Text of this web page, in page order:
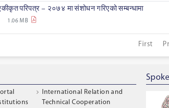
परिपत्र – २०७४ मा संशोधन गरिएको सम्बन्धामा
1.06 MB
First
International Relation and
Technical Cooperation